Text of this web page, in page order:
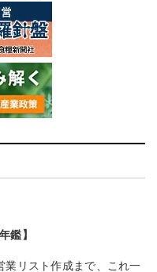
鑑】
業リスト作成まで、これ一